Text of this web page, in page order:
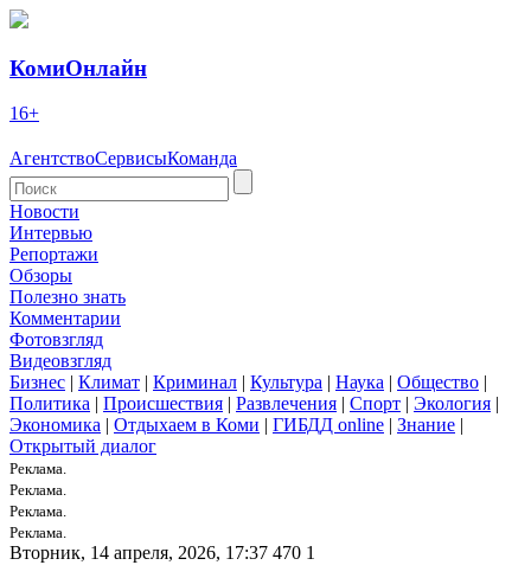
КомиОнлайн
16+
АгентствоСервисыКоманда
Новости
Интервью
Репортажи
Обзоры
Полезно знать
Комментарии
Фотовзгляд
Видеовзгляд
Бизнес | Климат | Криминал | Культура | Наука | Общество |
Политика | Происшествия | Развлечения | Спорт | Экология |
Экономика | Отдыхаем в Коми | ГИБДД online | Знание |
Открытый диалог
Реклама.
Реклама.
Реклама.
Реклама.
Вторник, 14 апреля, 2026, 17:37 470 1